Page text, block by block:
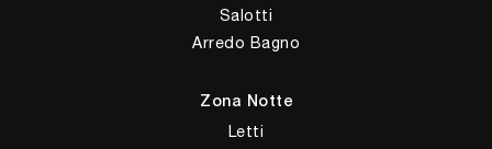
Salotti
Arredo Bagno
Zona Notte
Letti